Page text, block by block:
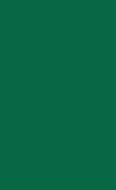
в окончании прил.
сущ. под